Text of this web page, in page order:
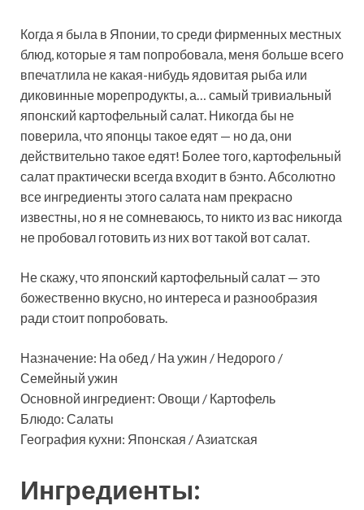
Когда я была в Японии, то среди фирменных местных
блюд, которые я там попробовала, меня больше всего
впечатлила не какая-нибудь ядовитая рыба или
диковинные морепродукты, а… самый тривиальный
японский картофельный салат. Никогда бы не
поверила, что японцы такое едят — но да, они
действительно такое едят! Более того, картофельный
салат практически всегда входит в бэнто. Абсолютно
все ингредиенты этого салата нам прекрасно
известны, но я не сомневаюсь, то никто из вас никогда
не пробовал готовить из них вот такой вот салат.
Не скажу, что японский картофельный салат — это
божественно вкусно, но интереса и разнообразия
ради стоит попробовать.
Назначение: На обед / На ужин / Недорого /
Семейный ужин
Основной ингредиент: Овощи / Картофель
Блюдо: Салаты
География кухни: Японская / Азиатская
Ингредиенты: